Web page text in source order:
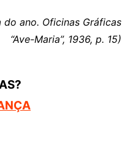
do ano. Oficinas Gráficas
“Ave-Maria”, 1936, p. 15)